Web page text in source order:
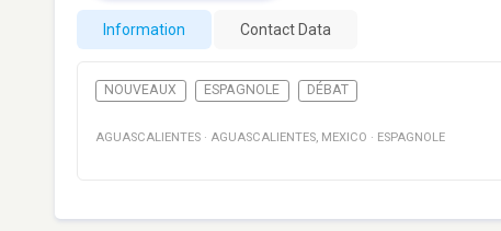
Information Contact Data
NOUVEAUX ESPAGNOLE DÉBAT
AGUASCALIENTES · AGUASCALIENTES, MEXICO · ESPAGNOLE